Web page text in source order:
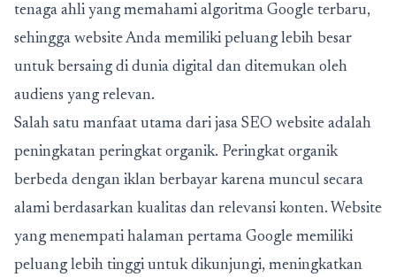
tenaga ahli yang memahami algoritma Google terbaru,
sehingga website Anda memiliki peluang lebih besar
untuk bersaing di dunia digital dan ditemukan oleh
audiens yang relevan.
Salah satu manfaat utama dari jasa SEO website adalah
peningkatan peringkat organik. Peringkat organik
berbeda dengan iklan berbayar karena muncul secara
alami berdasarkan kualitas dan relevansi konten. Website
yang menempati halaman pertama Google memiliki
peluang lebih tinggi untuk dikunjungi, meningkatkan